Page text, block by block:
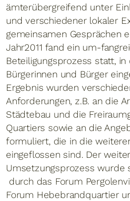
ämterübergreifend unter
und verschiedener lokaler
gemeinsamen Gesprächen
Jahr2011 fand ein um-
Beteiligungsprozess statt, in
Bürgerinnen und Bürger
Ergebnis wurden
Anforderungen, z.B. an die
Städtebau und die
Quartiers sowie an die
formuliert, die in die
eingeflossen sind. Der
Umsetzungsprozess wurde
durch das Forum
Forum Hebebrandquartier